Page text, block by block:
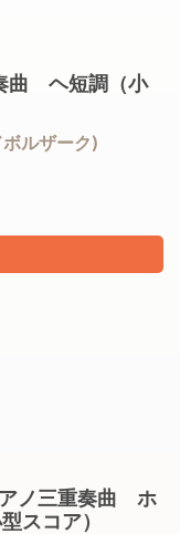
曲 ヘ短調（小
ルザーク)
アノ三重奏曲 ホ
スコア）